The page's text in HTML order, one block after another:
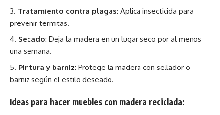
Tratamiento contra plagas: Aplica insecticida para
prevenir termitas.
Secado: Deja la madera en un lugar seco por al menos
una semana.
Pintura y barniz: Protege la madera con sellador o
barniz según el estilo deseado.
Ideas para hacer muebles con madera reciclada: